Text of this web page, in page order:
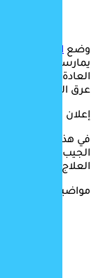
وضع المحفظة في
يمارسها الكثيرون
العادة، إلا أن
عرق النسا.
إعلان
في هذه السطور
الجيب الخلفي،
العلاج الطبيعي.
مواضيع ذات صلة